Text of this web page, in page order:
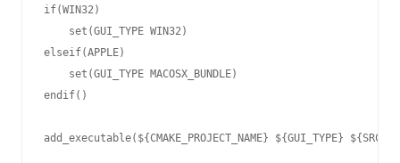
if(WIN32)
    set(GUI_TYPE WIN32)
elseif(APPLE)
    set(GUI_TYPE MACOSX_BUNDLE)
endif()
add_executable(${CMAKE_PROJECT_NAME} ${GUI_TYPE} ${SRC}